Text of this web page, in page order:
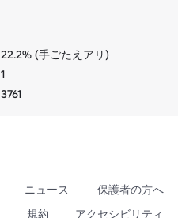
22.2% (手ごたえアリ)
1
3761
ニュース
保護者の方へ
規約 アクセシビリティ